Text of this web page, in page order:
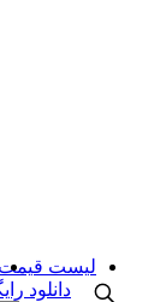
لیست قیمت
دانلود